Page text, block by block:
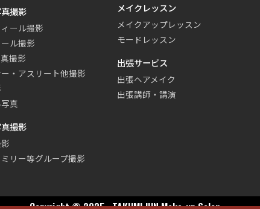
撮影
ール撮影
ル撮影
撮影
・アスリート他撮影
真
撮影
リー等グループ撮影
メイクレッスン
メイクアップレッスン
モードレッスン
出張サービス
出張ヘアメイク
出張講師・講演